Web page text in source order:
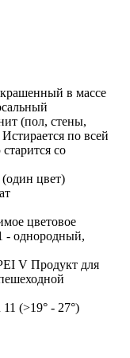
в массе
(пол, стены,
по всей
со
цвет)
цветовое
- однородный,
V Продукт для
(>19° - 27°)